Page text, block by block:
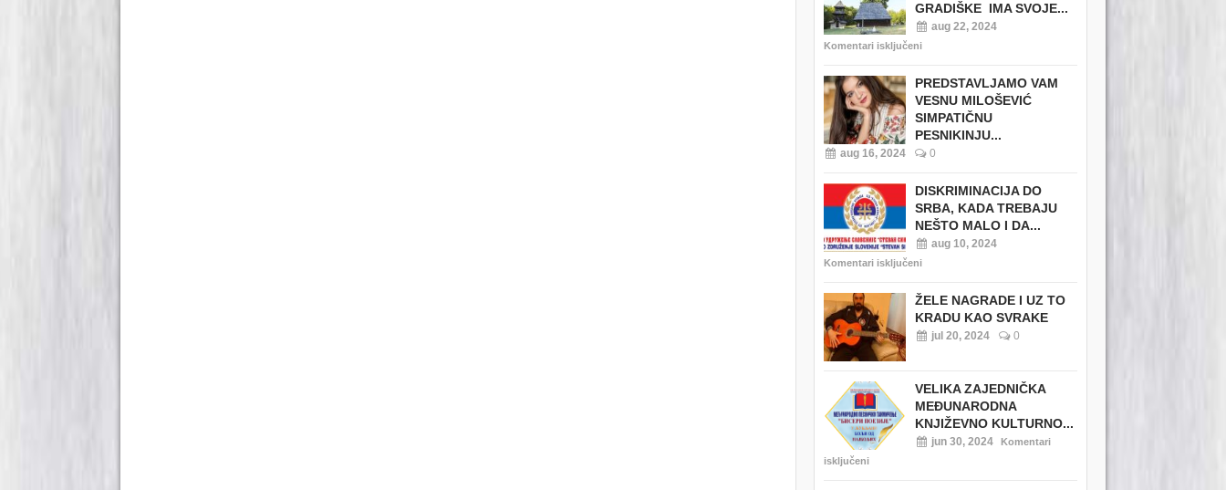
GRADIŠKE IMA SVOJE...
aug 22, 2024
Komentari isključeni
PREDSTAVLJAMO VAM
VESNU MILOŠEVIĆ
SIMPATIČNU
PESNIKINJU...
aug 16, 2024 0
DISKRIMINACIJA DO
SRBA, KADA TREBAJU
NEŠTO MALO I DA...
aug 10, 2024
Komentari isključeni
ŽELE NAGRADE I UZ TO
KRADU KAO SVRAKE
jul 20, 2024 0
VELIKA ZAJEDNIČKA
MEĐUNARODNA
KNJIŽEVNO KULTURNO...
jun 30, 2024
Komentari
isključeni